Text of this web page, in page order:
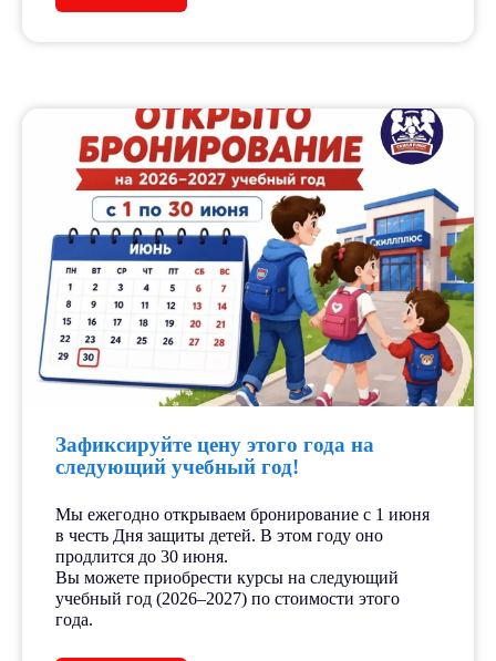
Зафиксируйте цену этого года на
следующий учебный год!
Мы ежегодно открываем бронирование с 1 июня
в честь Дня защиты детей. В этом году оно
продлится до 30 июня.
Вы можете приобрести курсы на следующий
учебный год (2026–2027) по стоимости этого
года.